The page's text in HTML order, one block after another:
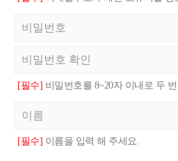
[필수] 비밀번호를 8~20자 이내로 두
[필수] 이름을 입력 해 주세요.